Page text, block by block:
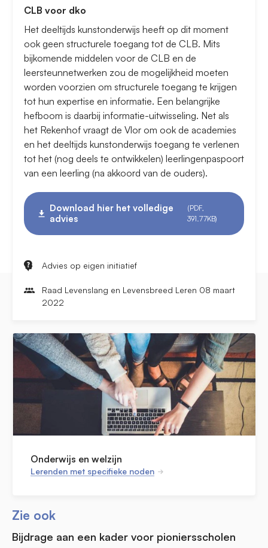
CLB voor dko
Het deeltijds kunstonderwijs heeft op dit moment
ook geen structurele toegang tot de CLB. Mits
bijkomende middelen voor de CLB en de
leersteunnetwerken zou de mogelijkheid moeten
worden voorzien om structurele toegang te krijgen
tot hun expertise en informatie. Een belangrijke
hefboom is daarbij informatie-uitwisseling. Net als
het Rekenhof vraagt de Vlor om ook de academies
en het deeltijds kunstonderwijs toegang te verlenen
tot het (nog deels te ontwikkelen) leerlingenpaspoort
van een leerling (na akkoord van de ouders).
Download hier het volledige
advies
(PDF,
391.77KB)
Advies op eigen initiatief
Raad Levenslang en Levensbreed Leren 08 maart
2022
Onderwijs en welzijn
Lerenden met specifieke noden
Zie ook
Bijdrage aan een kader voor pioniersscholen